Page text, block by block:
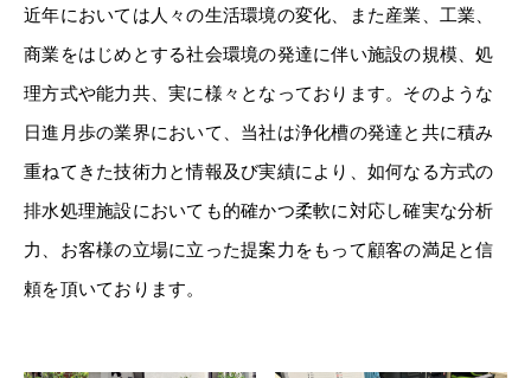
近年においては人々の生活環境の変化、また産業、工業、
商業をはじめとする社会環境の発達に伴い施設の規模、処
理方式や能力共、実に様々となっております。そのような
日進月歩の業界において、当社は浄化槽の発達と共に積み
重ねてきた技術力と情報及び実績により、如何なる方式の
排水処理施設においても的確かつ柔軟に対応し確実な分析
力、お客様の立場に立った提案力をもって顧客の満足と信
頼を頂いております。